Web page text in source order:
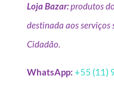
Loja Bazar:produtos
destinada aos serviços
Cidadão.
WhatsApp: +55 (11)